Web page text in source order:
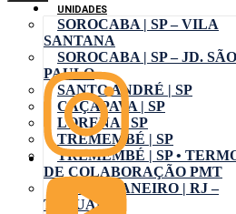
UNIDADES
SOROCABA | SP – VILA
SANTANA
SOROCABA | SP – JD. SÃO
PAULO
SANTO ANDRÉ | SP
CAÇAPAVA | SP
LORENA | SP
TREMEMBÉ | SP
TREMEMBÉ | SP •
DE COLABORAÇÃO PMT
RIO DE JANEIRO | RJ –
TAQUARA